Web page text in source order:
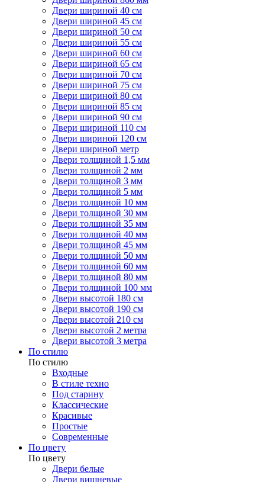
Двери шириной 40 см
Двери шириной 45 см
Двери шириной 50 см
Двери шириной 55 см
Двери шириной 60 см
Двери шириной 65 см
Двери шириной 70 см
Двери шириной 75 см
Двери шириной 80 см
Двери шириной 85 см
Двери шириной 90 см
Двери шириной 110 см
Двери шириной 120 см
Двери шириной метр
Двери толщиной 1,5 мм
Двери толщиной 2 мм
Двери толщиной 3 мм
Двери толщиной 5 мм
Двери толщиной 10 мм
Двери толщиной 30 мм
Двери толщиной 35 мм
Двери толщиной 40 мм
Двери толщиной 45 мм
Двери толщиной 50 мм
Двери толщиной 60 мм
Двери толщиной 80 мм
Двери толщиной 100 мм
Двери высотой 180 см
Двери высотой 190 см
Двери высотой 210 см
Двери высотой 2 метра
Двери высотой 3 метра
По стилю
По стилю
Входные
В стиле техно
Под старину
Классические
Красивые
Простые
Современные
По цвету
По цвету
Двери белые
Двери вишневые